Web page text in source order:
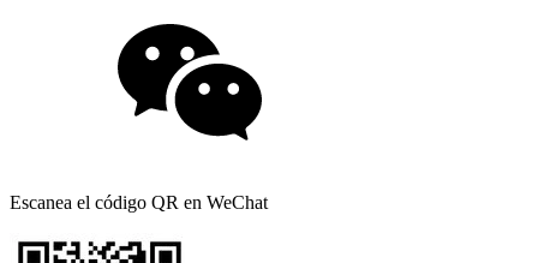
Escanea el código QR en WeChat